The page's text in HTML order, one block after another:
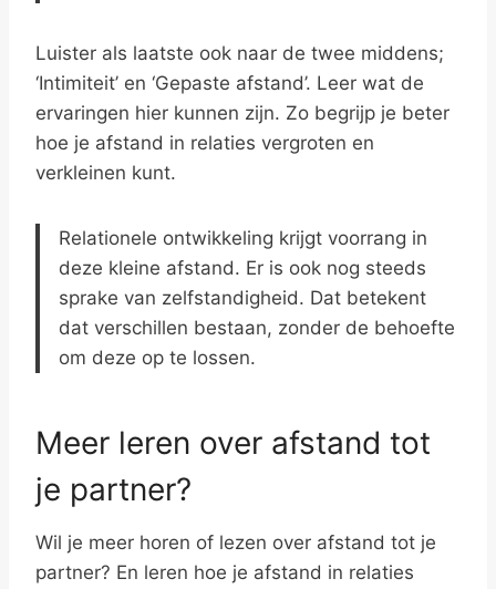
Luister als laatste ook naar de twee middens;
‘Intimiteit’ en ‘Gepaste afstand’. Leer wat de
ervaringen hier kunnen zijn. Zo begrijp je beter
hoe je afstand in relaties vergroten en
verkleinen kunt.
Relationele ontwikkeling krijgt voorrang in
deze kleine afstand. Er is ook nog steeds
sprake van zelfstandigheid. Dat betekent
dat verschillen bestaan, zonder de behoefte
om deze op te lossen.
Meer leren over afstand tot
je partner?
Wil je meer horen of lezen over afstand tot je
partner? En leren hoe je afstand in relaties